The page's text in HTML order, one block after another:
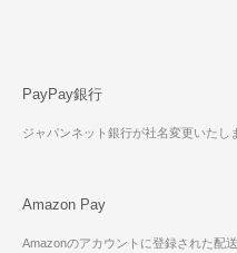
PayPay銀行
ジャパンネット銀行が社名変更いたし
Amazon Pay
Amazonのアカウントに登録された配